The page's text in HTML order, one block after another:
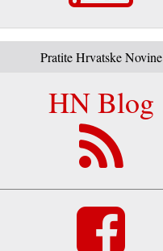
Pratite Hrvatske Novine
HN Blog